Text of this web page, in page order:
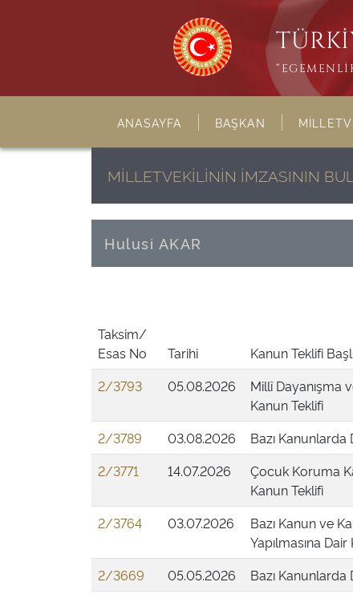
ANASAYFA BAŞKAN
MİLLETVEKİLİNİN İMZASININ
Hulusi AKAR
Taksim/
Esas No
Tarihi
Kanun Teklifi
2/3793
05.08.2026
Millî Dayanışma
Kanun Teklifi
2/3789
03.08.2026
Bazı Kanunlarda
2/3771
14.07.2026
Çocuk Koruma
Kanun Teklifi
2/3764
03.07.2026
Bazı Kanun ve
Yapılmasına
2/3669
05.05.2026
Bazı Kanunlarda